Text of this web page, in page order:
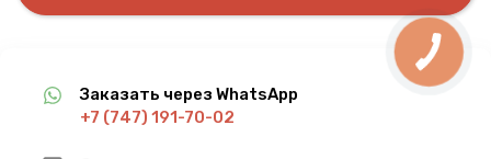
Заказать через WhatsApp
+7 (747) 191-70-02